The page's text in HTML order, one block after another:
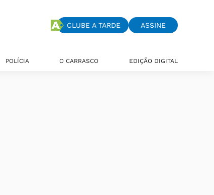
CLUBE A TARDE ASSINE
POLÍCIA O CARRASCO EDIÇÃO DIGITAL